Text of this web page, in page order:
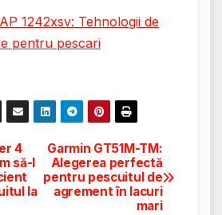
1242xsv: Tehnologii de
pentru pescari
Garmin GT51M-TM:
Alegerea perfectă
pentru pescuitul de
agrement în lacuri
mari
4
să-l
la